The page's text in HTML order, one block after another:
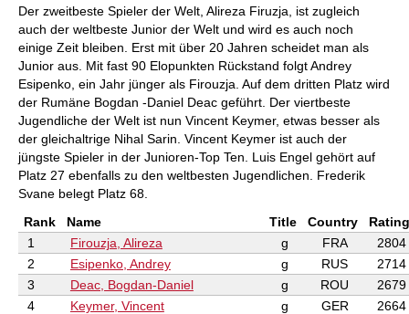
Der zweitbeste Spieler der Welt, Alireza Firuzja, ist zugleich
auch der weltbeste Junior der Welt und wird es auch noch
einige Zeit bleiben. Erst mit über 20 Jahren scheidet man als
Junior aus. Mit fast 90 Elopunkten Rückstand folgt Andrey
Esipenko, ein Jahr jünger als Firouzja. Auf dem dritten Platz wird
der Rumäne Bogdan -Daniel Deac geführt. Der viertbeste
Jugendliche der Welt ist nun Vincent Keymer, etwas besser als
der gleichaltrige Nihal Sarin. Vincent Keymer ist auch der
jüngste Spieler in der Junioren-Top Ten. Luis Engel gehört auf
Platz 27 ebenfalls zu den weltbesten Jugendlichen. Frederik
Svane belegt Platz 68.
Rank
Name Title Country
Rating
1
Firouzja, Alireza g FRA
2804
2
Esipenko, Andrey g RUS
2714
3
Deac, Bogdan-Daniel g ROU
2679
4
Keymer, Vincent g GER
2664